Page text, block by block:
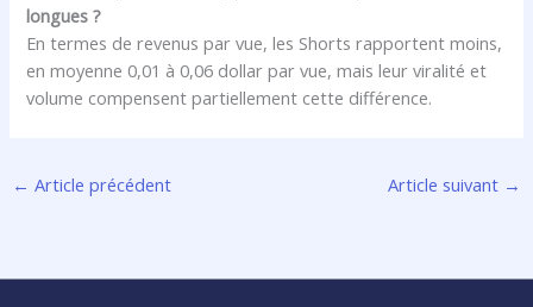
longues ?
En termes de revenus par vue, les Shorts rapportent moins,
en moyenne 0,01 à 0,06 dollar par vue, mais leur viralité et
volume compensent partiellement cette différence.
← Article précédent Article suivant →